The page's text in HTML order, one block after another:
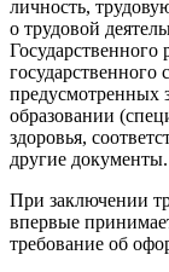
личность,
о трудовой
Государственного
государственного
предусмотренных
образовании
здоровья,
другие документы.
При заключении
впервые
требование об